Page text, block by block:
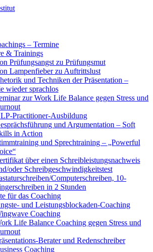
– Termine
& Trainings
Prüfungsangst zu Prüfungsmut
Lampenfieber zu Auftrittslust
und Techniken der Präsentation –
wieder sprachlos
zur Work Life Balance gegen Stress und
Practitioner-Ausbildung
und Argumentation – Soft
in Action
und Sprechtraining – „Powerful
über einen Schreibleistungsnachweis
oder Schreibgeschwindigkeitstest
Computerschreiben, 10-
in 2 Stunden
für das Coaching
und Leistungsblockaden-Coaching
Coaching
Life Balance Coaching gegen Stress und
Berater und Redenschreiber
Coaching